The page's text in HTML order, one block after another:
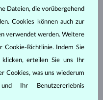
KLENOTA ATELIER
Dateien, die vorübergehend
Cookies können auch zur
verwendet werden. Weitere
Cookie-Richtlinie. Indem Sie
klicken, erteilen Sie uns Ihr
Cookies, was uns wiederum
Ihr Benutzererlebnis